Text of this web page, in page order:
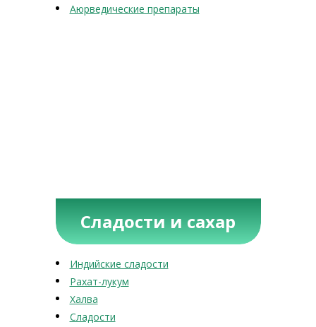
Аюрведические препараты
Сладости и сахар
Индийские сладости
Рахат-лукум
Халва
Сладости